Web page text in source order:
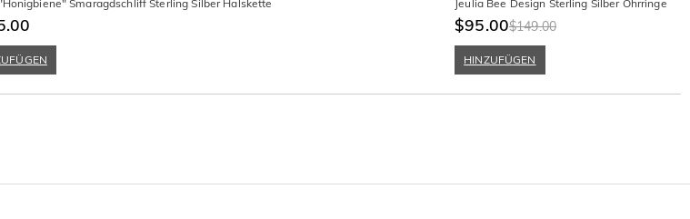
Smaragdschliff Sterling Silber Halskette Jeulia Bee Design Sterling Silber Ohrringe
$95.00$149.00
HINZUFÜGEN